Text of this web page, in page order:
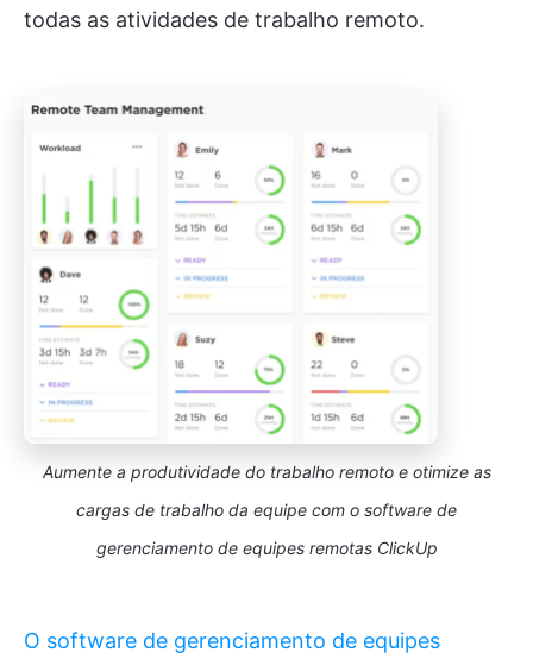
todas as atividades de trabalho remoto.
Aumente a produtividade do trabalho remoto e otimize as
cargas de trabalho da equipe com o software de
gerenciamento de equipes remotas ClickUp
O software de gerenciamento de equipes